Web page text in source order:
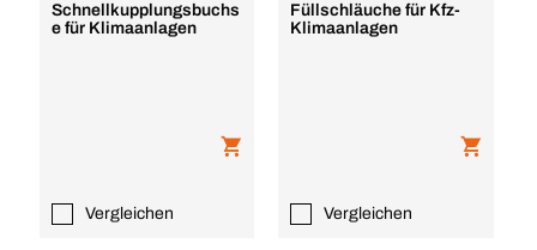
Schnellkupplungsbuchs
e für Klimaanlagen
Vergleichen
Füllschläuche für Kfz-
Klimaanlagen
Vergleichen